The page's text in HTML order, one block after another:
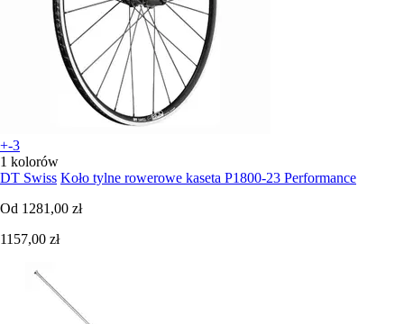
+-3
1 kolorów
DT Swiss Koło tylne rowerowe kaseta P1800-23 Performance
Od 1281,00 zł
1157,00 zł